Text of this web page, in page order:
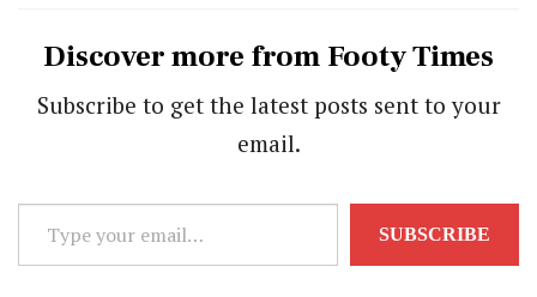
Discover more from Footy Times
Subscribe to get the latest posts sent to your
email.
your
SUBSCRIBE